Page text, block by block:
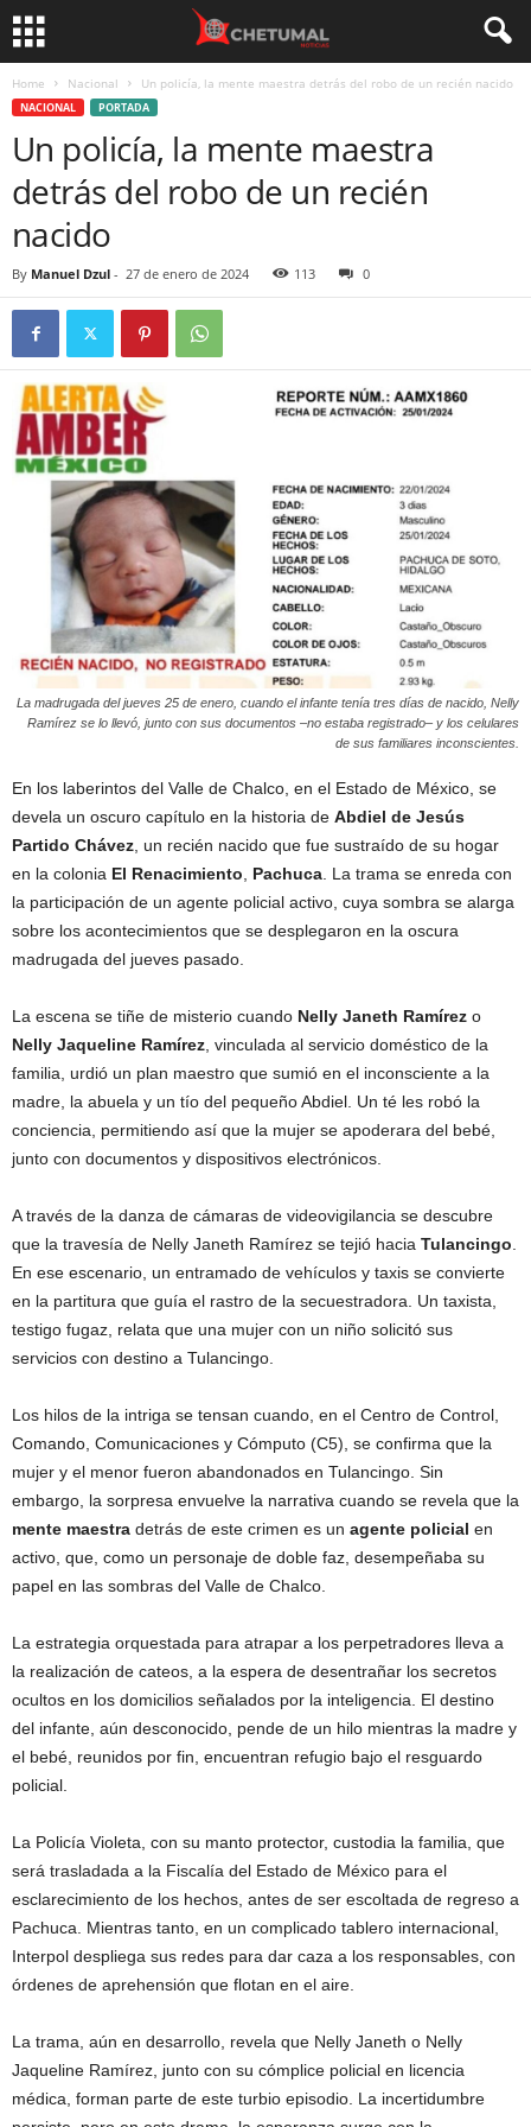
Home Nacional Un policía, la mente maestra detrás del robo de un recién nacido
NACIONAL PORTADA
Un policía, la mente maestra
detrás del robo de un recién
nacido
By Manuel Dzul - 27 de enero de 2024 113 0
La madrugada del jueves 25 de enero, cuando el infante tenía tres días de nacido, Nelly
Ramírez se lo llevó, junto con sus documentos –no estaba registrado– y los celulares
de sus familiares inconscientes.
En los laberintos del Valle de Chalco, en el Estado de México, se
devela un oscuro capítulo en la historia de Abdiel de Jesús
Partido Chávez, un recién nacido que fue sustraído de su hogar
en la colonia El Renacimiento, Pachuca. La trama se enreda con
la participación de un agente policial activo, cuya sombra se alarga
sobre los acontecimientos que se desplegaron en la oscura
madrugada del jueves pasado.
La escena se tiñe de misterio cuando Nelly Janeth Ramírez o
Nelly Jaqueline Ramírez, vinculada al servicio doméstico de la
familia, urdió un plan maestro que sumió en el inconsciente a la
madre, la abuela y un tío del pequeño Abdiel. Un té les robó la
conciencia, permitiendo así que la mujer se apoderara del bebé,
junto con documentos y dispositivos electrónicos.
A través de la danza de cámaras de videovigilancia se descubre
que la travesía de Nelly Janeth Ramírez se tejió hacia Tulancingo.
En ese escenario, un entramado de vehículos y taxis se convierte
en la partitura que guía el rastro de la secuestradora. Un taxista,
testigo fugaz, relata que una mujer con un niño solicitó sus
servicios con destino a Tulancingo.
Los hilos de la intriga se tensan cuando, en el Centro de Control,
Comando, Comunicaciones y Cómputo (C5), se confirma que la
mujer y el menor fueron abandonados en Tulancingo. Sin
embargo, la sorpresa envuelve la narrativa cuando se revela que la
mente maestra detrás de este crimen es un agente policial en
activo, que, como un personaje de doble faz, desempeñaba su
papel en las sombras del Valle de Chalco.
La estrategia orquestada para atrapar a los perpetradores lleva a
la realización de cateos, a la espera de desentrañar los secretos
ocultos en los domicilios señalados por la inteligencia. El destino
del infante, aún desconocido, pende de un hilo mientras la madre y
el bebé, reunidos por fin, encuentran refugio bajo el resguardo
policial.
La Policía Violeta, con su manto protector, custodia la familia, que
será trasladada a la Fiscalía del Estado de México para el
esclarecimiento de los hechos, antes de ser escoltada de regreso a
Pachuca. Mientras tanto, en un complicado tablero internacional,
Interpol despliega sus redes para dar caza a los responsables, con
órdenes de aprehensión que flotan en el aire.
La trama, aún en desarrollo, revela que Nelly Janeth o Nelly
Jaqueline Ramírez, junto con su cómplice policial en licencia
médica, forman parte de este turbio episodio. La incertidumbre